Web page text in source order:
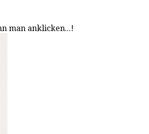
man anklicken...!